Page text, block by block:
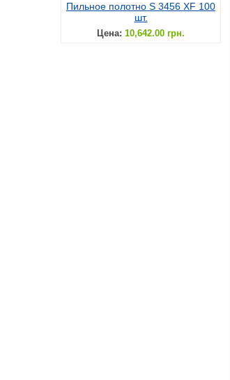
Пильное полотно S 3456 XF 100
шт.
Цена: 10,642.00 грн.